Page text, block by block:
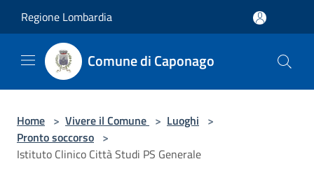
Regione Lombardia
Comune di Caponago
Home > Vivere il Comune > Luoghi >
Pronto soccorso >
Istituto Clinico Città Studi PS Generale